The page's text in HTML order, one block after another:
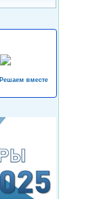
Решаем вместе